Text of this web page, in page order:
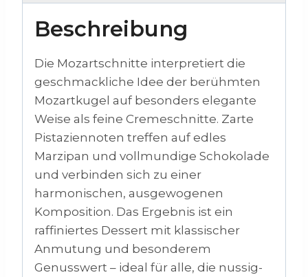
Beschreibung
Die Mozartschnitte interpretiert die
geschmackliche Idee der berühmten
Mozartkugel auf besonders elegante
Weise als feine Cremeschnitte. Zarte
Pistaziennoten treffen auf edles
Marzipan und vollmundige Schokolade
und verbinden sich zu einer
harmonischen, ausgewogenen
Komposition. Das Ergebnis ist ein
raffiniertes Dessert mit klassischer
Anmutung und besonderem
Genusswert – ideal für alle, die nussig-